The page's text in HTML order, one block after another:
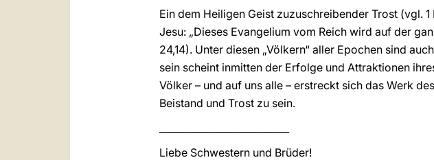
Ein dem Heiligen Geist zuzuschreibender Trost (vgl.
Jesu: „Dieses Evangelium vom Reich wird auf der
24,14). Unter diesen „Völkern“ aller Epochen sind
sein scheint inmitten der Erfolge und Attraktionen
Völker – und auf uns alle – erstreckt sich das Werk
Beistand und Trost zu sein.
Liebe Schwestern und Brüder!